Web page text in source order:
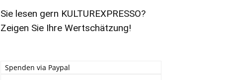
Sie lesen gern KULTUREXPRESSO?
Zeigen Sie Ihre Wertschätzung!
Spenden via Paypal